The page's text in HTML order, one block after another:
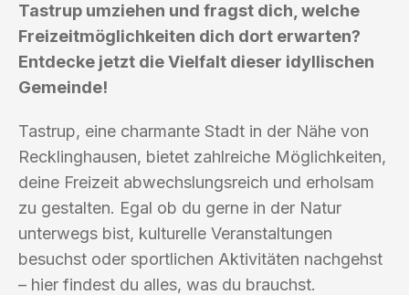
Tastrup umziehen und fragst dich, welche
Freizeitmöglichkeiten dich dort erwarten?
Entdecke jetzt die Vielfalt dieser idyllischen
Gemeinde!
Tastrup, eine charmante Stadt in der Nähe von
Recklinghausen, bietet zahlreiche Möglichkeiten,
deine Freizeit abwechslungsreich und erholsam
zu gestalten. Egal ob du gerne in der Natur
unterwegs bist, kulturelle Veranstaltungen
besuchst oder sportlichen Aktivitäten nachgehst
– hier findest du alles, was du brauchst.